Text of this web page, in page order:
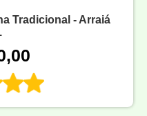
Tradicional - Arraiá